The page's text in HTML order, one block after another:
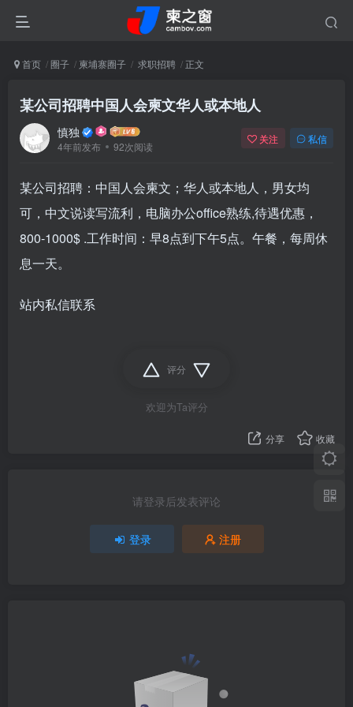
首页 圈子 柬埔寨圈子 求职招聘 正文
某公司招聘中国人会柬文华人或本地人
慎独
4年前发布 92次阅读
关注 私信
某公司招聘：中国人会柬文；华人或本地人，男女均
可，中文说读写流利，电脑办公office熟练,待遇优惠，
800-1000$ .工作时间：早8点到下午5点。午餐，每周休
息一天。
站内私信联系
评分
欢迎为Ta评分
分享 收藏
请登录后发表评论
登录 注册